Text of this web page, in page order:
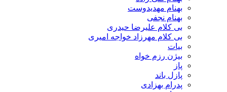
بهنام مهدیدوست
بهنام نجفی
بی کلام علیرضا حیدری
بی کلام مهرزاد خواجه امیری
بیات
بیژن رزم خواه
پاز
پازل باند
پدرام بهزادی